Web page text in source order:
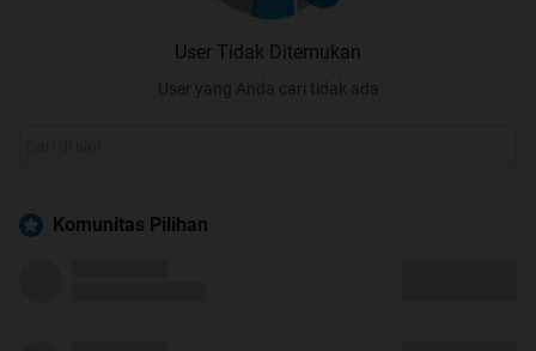
User Tidak Ditemukan
User yang Anda cari tidak ada
Komunitas Pilihan